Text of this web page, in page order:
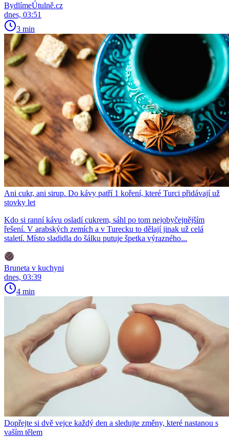
BydlímeÚtulně.cz
dnes, 03:51
3 min
Ani cukr, ani sirup. Do kávy patří 1 koření, které Turci přidávají už
stovky let
Kdo si ranní kávu osladí cukrem, sáhl po tom nejobyčejnějším
řešení. V arabských zemích a v Turecku to dělají jinak už celá
staletí. Místo sladidla do šálku putuje špetka výrazného...
Bruneta v kuchyni
dnes, 03:39
4 min
Dopřejte si dvě vejce každý den a sledujte změny, které nastanou s
vaším tělem